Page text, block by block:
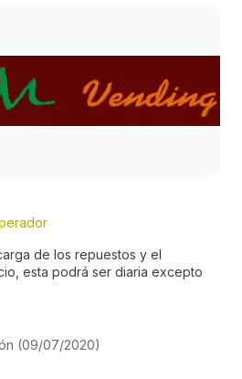
de los repuestos y el
esta podrá ser diaria excepto
(09/07/2020)